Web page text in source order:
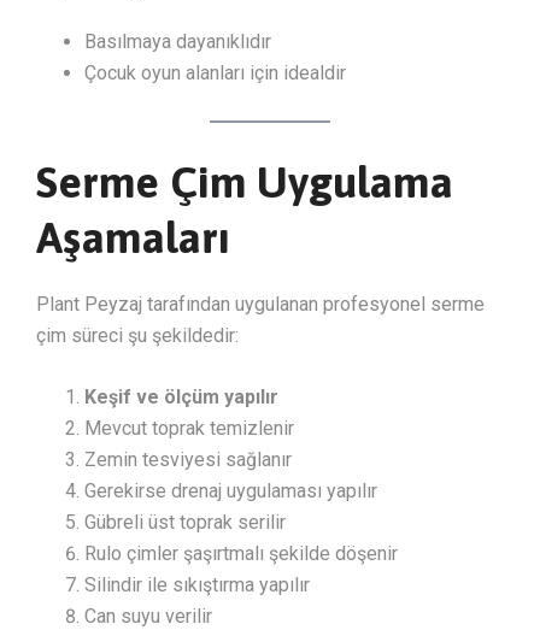
Basılmaya dayanıklıdır
Çocuk oyun alanları için idealdir
Serme Çim Uygulama
Aşamaları
Plant Peyzaj tarafından uygulanan profesyonel serme
çim süreci şu şekildedir:
Keşif ve ölçüm yapılır
Mevcut toprak temizlenir
Zemin tesviyesi sağlanır
Gerekirse drenaj uygulaması yapılır
Gübreli üst toprak serilir
Rulo çimler şaşırtmalı şekilde döşenir
Silindir ile sıkıştırma yapılır
Can suyu verilir